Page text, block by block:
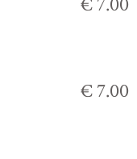
€ 7.00